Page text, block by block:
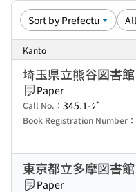
Kanto
埼玉県立熊谷図書館
Paper
Call No.： 345.1-ｼﾞ
Book Registration Number：
東京都立多摩図書館
Paper